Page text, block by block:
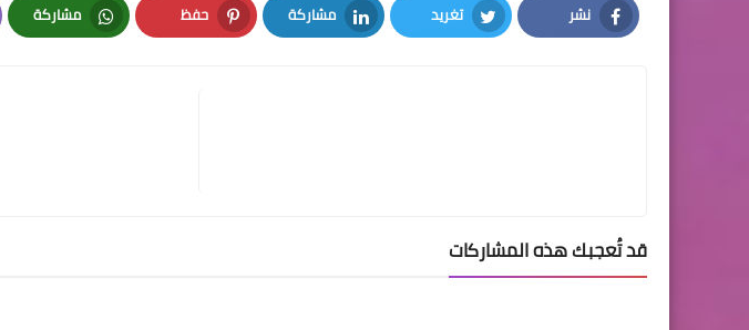
نشر
Facebook
تغريد
Twitter
مشاركة
LinkedIn
حفظ
Pinterest
مشاركة
Whatsapp
قد تُعجبك هذه المشاركات